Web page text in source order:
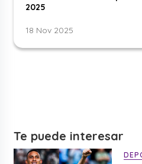
2025
18 Nov 2025
Te puede interesar